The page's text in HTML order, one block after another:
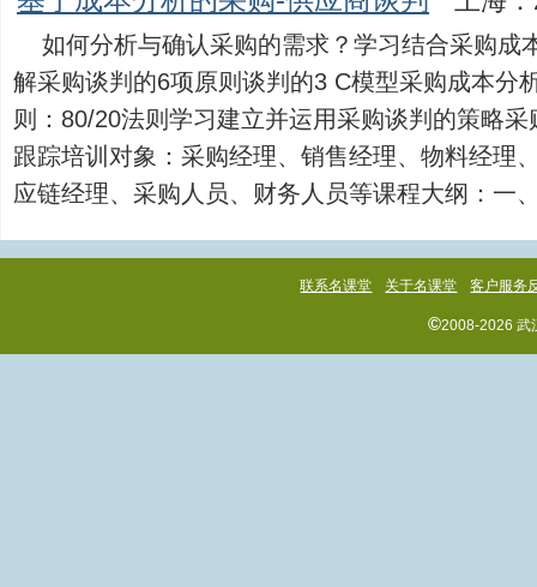
如何分析与确认采购的需求？学习结合采购成
解采购谈判的6项原则谈判的3 C模型采购成本分
则：80/20法则学习建立并运用采购谈判的策略
跟踪培训对象：采购经理、销售经理、物料经理
应链经理、采购人员、财务人员等课程大纲：一
联系名课堂 关于名课堂 客户服务
©2008-2026 武